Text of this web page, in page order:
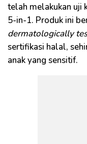
telah melakukan uji
5-in-1. Produk ini
dermatologically
sertifikasi halal,
anak yang sensitif.